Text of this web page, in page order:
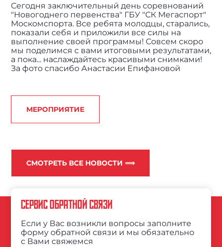
Сегодня заключительный день соревнований
"Новогоднего первенства" ГБУ "СК Мегаспорт"
Москомспорта. Все ребята молодцы, старались,
показали себя и приложили все силы на
выполнение своей программы! Совсем скоро
мы поделимся с вами итоговыми результатами,
а пока... наслаждайтесь красивыми снимками!
За фото спасибо Анастасии Епифановой
МЕРОПРИЯТИЕ
СМОТРЕТЬ ВСЕ НОВОСТИ ⟹
СЕРВИС ОБРАТНОЙ СВЯЗИ
Если у Вас возникли вопросы заполните
форму обратной связи и мы обязательно
с Вами свяжемся